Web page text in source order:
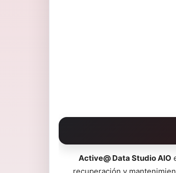
Active@ Data Studio AIO